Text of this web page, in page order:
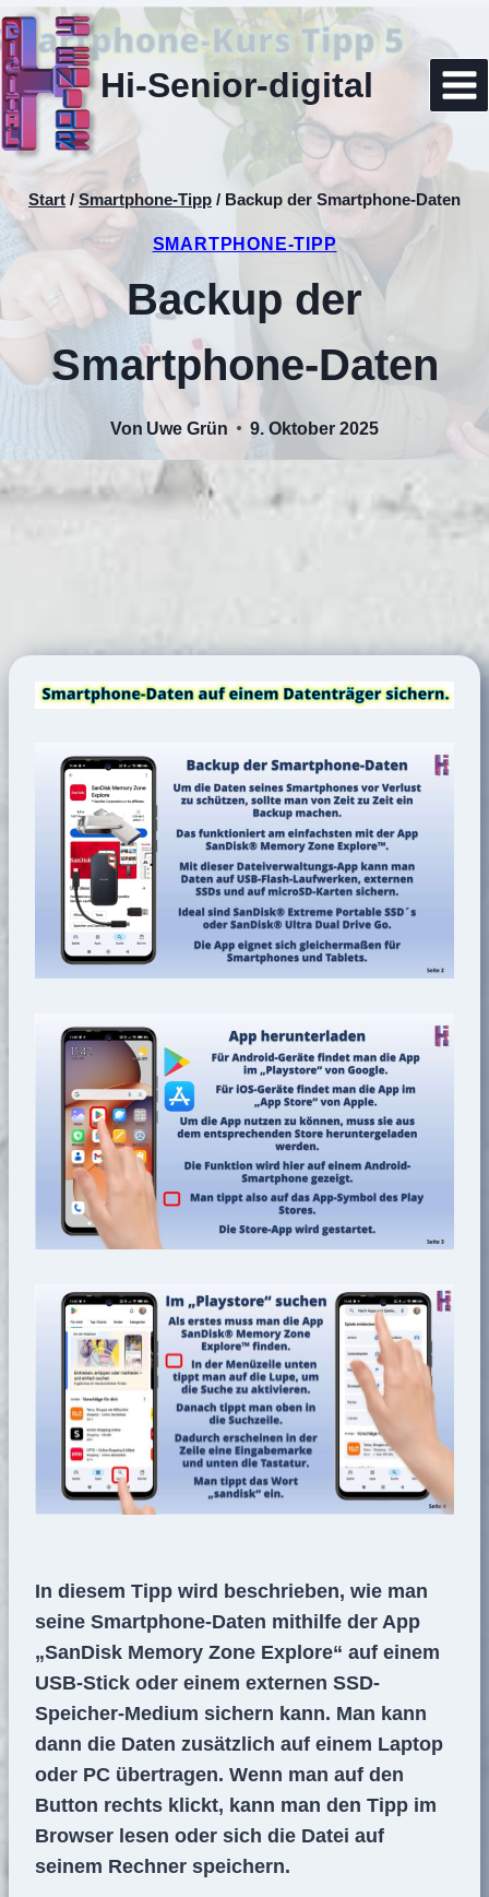
Zum
Inhalt
springen
Hi-Senior-digital
Start / Smartphone-Tipp / Backup der Smartphone-Daten
SMARTPHONE-TIPP
Backup der
Smartphone-Daten
Von Uwe Grün 9. Oktober 2025
In diesem Tipp wird beschrieben, wie man
seine Smartphone-Daten mithilfe der App
„SanDisk Memory Zone Explore“ auf einem
USB-Stick oder einem externen SSD-
Speicher-Medium sichern kann. Man kann
dann die Daten zusätzlich auf einem Laptop
oder PC übertragen. Wenn man auf den
Button rechts klickt, kann man den Tipp im
Browser lesen oder sich die Datei auf
seinem Rechner speichern.